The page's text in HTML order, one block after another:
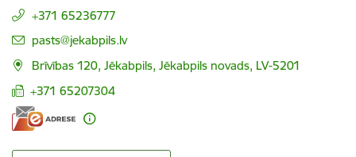
+371 65236777
E-pasts:
pasts@jekabpils.lv
Brīvības 120, Jēkabpils, Jēkabpils novads, LV-5201
+371 65207304